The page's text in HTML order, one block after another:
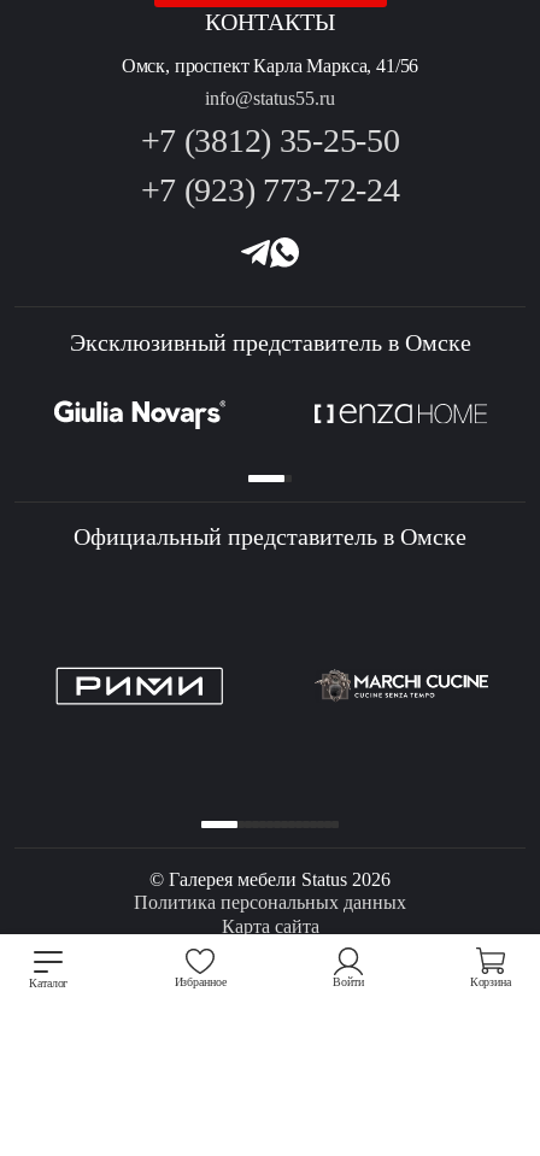
Каталог Избранное Войти Корзина
КОНТАКТЫ
Омск, проспект Карла Маркса, 41/56
info@status55.ru
+7 (3812) 35-25-50
+7 (923) 773-72-24
Эксклюзивный представитель в Омске
Официальный представитель в Омске
© Галерея мебели Status 2026
Политика персональных данных
Карта сайта
Разработка сайта Mahógany